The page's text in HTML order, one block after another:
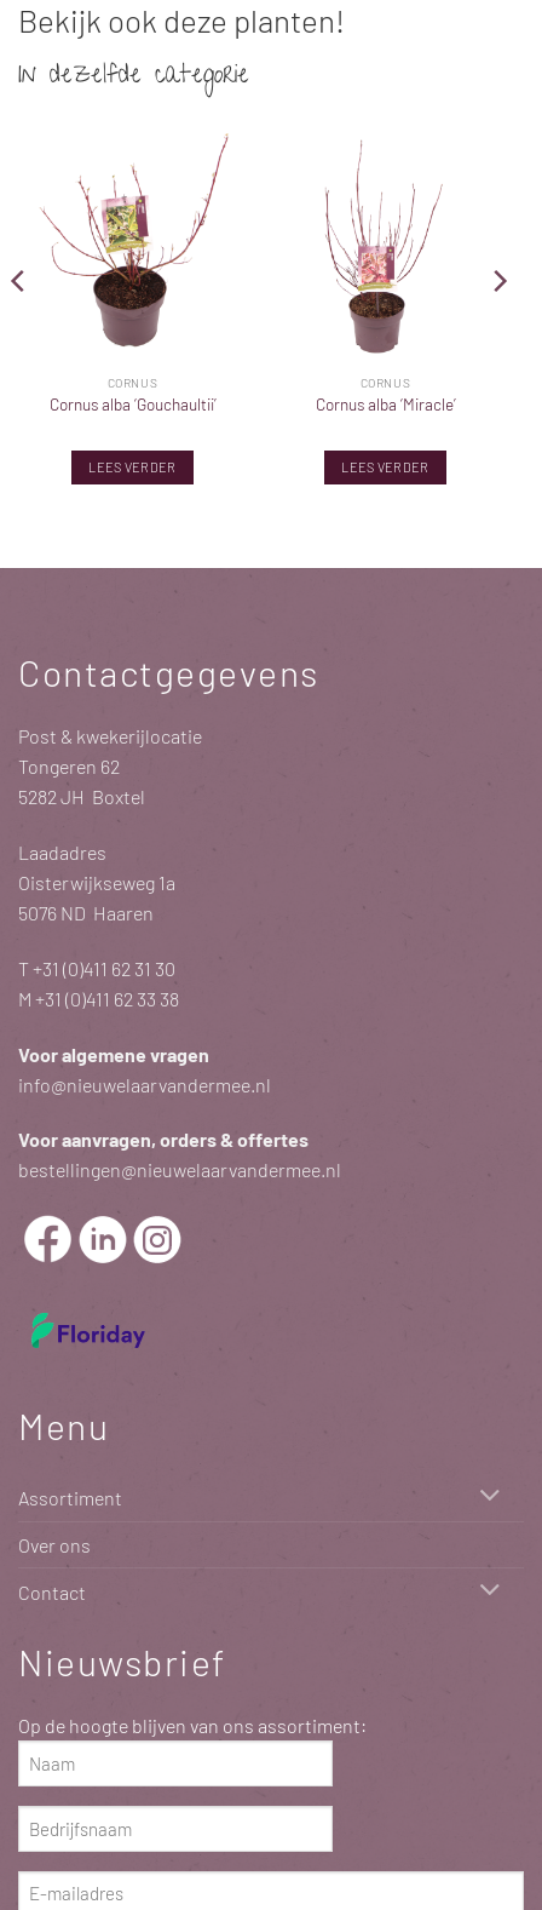
Bekijk ook deze planten!
In dezelfde categorie
CORNUS
Cornus alba ‘Gouchaultii’
LEES VERDER
CORNUS
Cornus alba ‘Miracle’
LEES VERDER
Contactgegevens
Post & kwekerijlocatie
Tongeren 62
5282 JH Boxtel
Laadadres
Oisterwijkseweg 1a
5076 ND Haaren
T+31 (0)411 62 31 30
M +31 (0)411 62 33 38
Voor algemene vragen
info@nieuwelaarvandermee.nl
Voor aanvragen, orders & offertes
bestellingen@nieuwelaarvandermee.nl
Menu
Assortiment
Over ons
Contact
Nieuwsbrief
Op de hoogte blijven van ons assortiment:
Naam
(Vereist)
Bedrijfsnaam
(Vereist)
E-